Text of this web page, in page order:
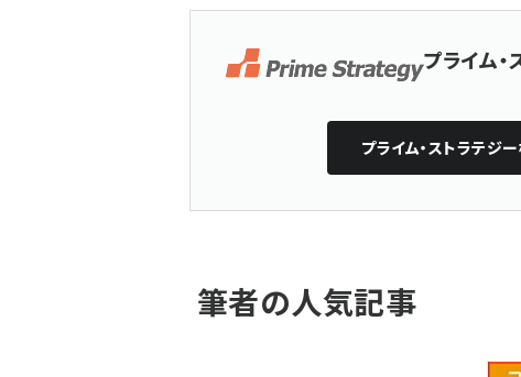
プライム
プライム・ストラテジ
筆者の人気記事